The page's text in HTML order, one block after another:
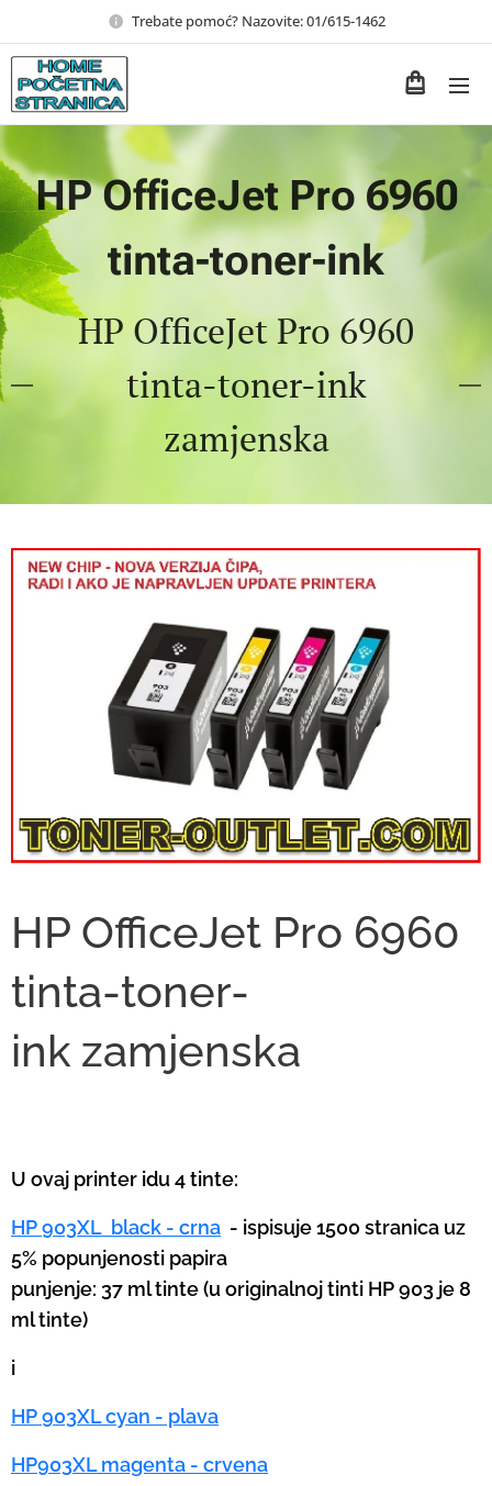
Trebate pomoć? Nazovite: 01/615-1462
HP OfficeJet Pro 6960
tinta-toner-ink
HP OfficeJet Pro 6960
tinta-toner-ink
zamjenska
HP OfficeJet Pro 6960
tinta-toner-
ink zamjenska
U ovaj printer idu 4 tinte:
HP 903XL black - crna - ispisuje 1500 stranica uz
5% popunjenosti papira
punjenje: 37 ml tinte (u originalnoj tinti HP 903 je 8
ml tinte)
i
HP 903XL cyan - plava
HP903XL magenta - crvena